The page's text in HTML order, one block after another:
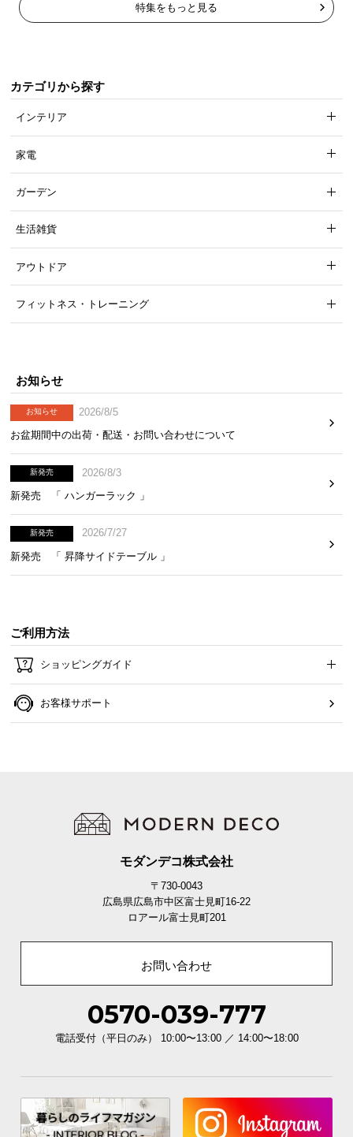
特集をもっと見る
カテゴリから探す
インテリア
家電
ガーデン
生活雑貨
アウトドア
フィットネス・トレーニング
お知らせ
お知らせ
2026/8/5
お盆期間中の出荷・配送・お問い合わせについて
新発売
2026/8/3
新発売 「 ハンガーラック 」
新発売
2026/7/27
新発売 「 昇降サイドテーブル 」
ご利用方法
ショッピングガイド
お客様サポート
モダンデコ株式会社
〒730-0043
広島県広島市中区富士見町16-22
ロアール富士見町201
お問い合わせ
0570-039-777
電話受付（平日のみ） 10:00〜13:00 ／ 14:00〜18:00